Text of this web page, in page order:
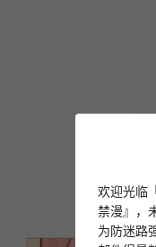
欢迎光临
禁漫』，
为防迷路